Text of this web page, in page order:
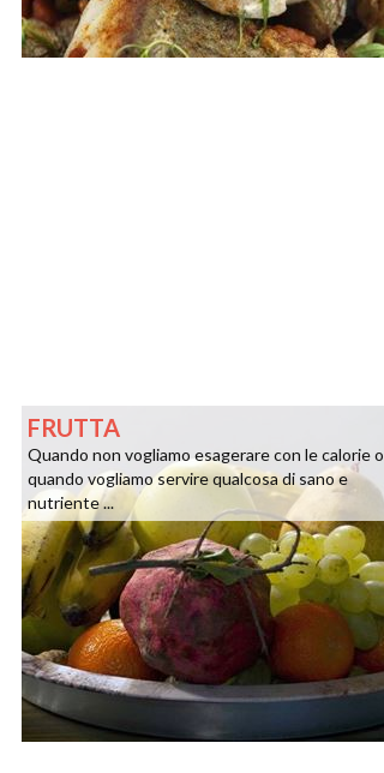
FRUTTA
Quando non vogliamo esagerare con le calorie o
quando vogliamo servire qualcosa di sano e
nutriente ...